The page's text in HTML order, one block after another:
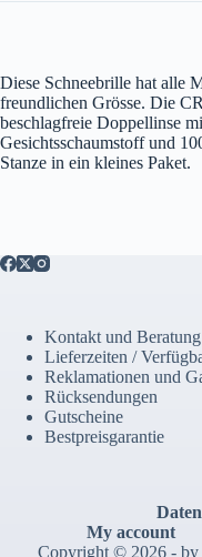
Diese Schneebrille hat alle
freundlichen Grösse. Die
beschlagfreie Doppellinse
Gesichtsschaumstoff und
Stanze in ein kleines Paket.
Kontakt und Beratung
Lieferzeiten /
Reklamationen und
Rücksendungen
Gutscheine
Bestpreisgarantie
My account
Copyright © 2026 - by